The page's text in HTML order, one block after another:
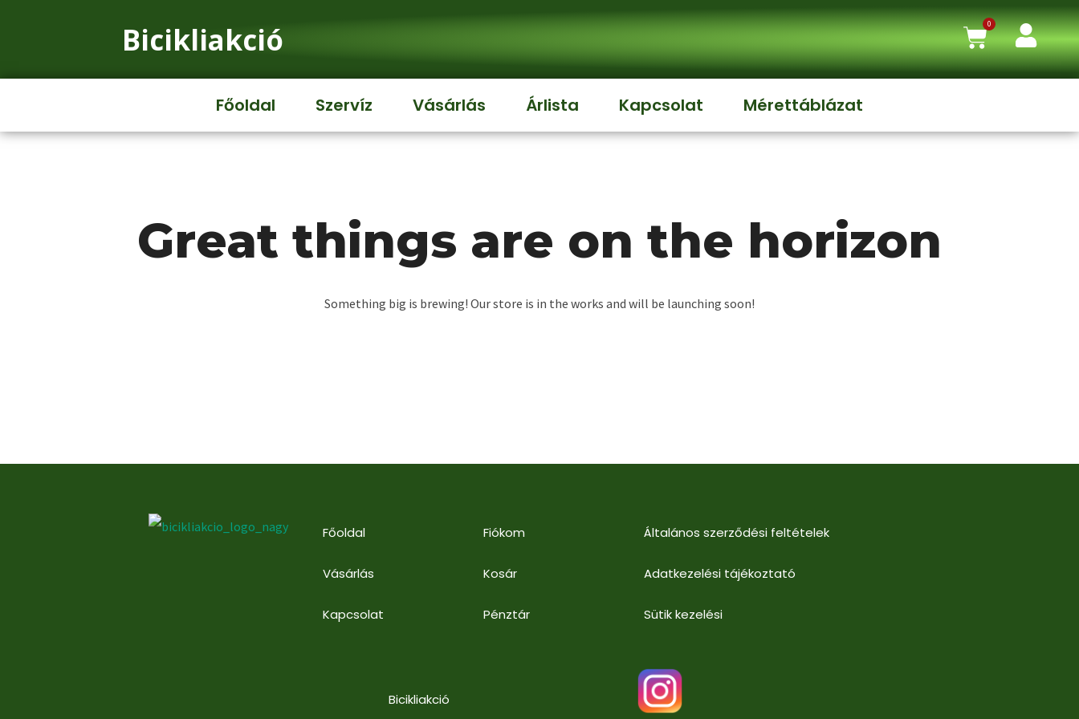
Bicikliakció 0
Főoldal Szervíz Vásárlás Árlista Kapcsolat Mérettáblázat
Great things are on the horizon
Something big is brewing! Our store is in the works and will be launching soon!
Főoldal
Vásárlás
Kapcsolat
Fiókom
Kosár
Pénztár
Általános szerződési feltételek
Adatkezelési tájékoztató
Sütik kezelési
Bicikliakció